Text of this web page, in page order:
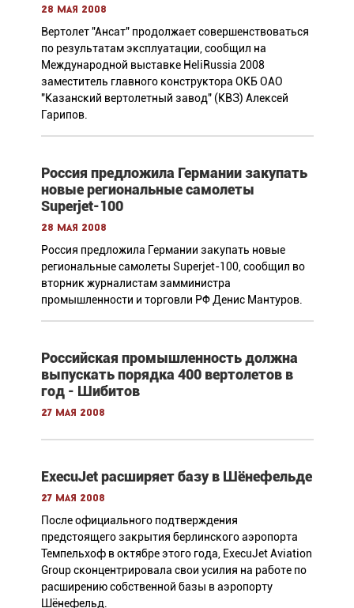
28 мая 2008
Вертолет "Ансат" продолжает совершенствоваться
по результатам эксплуатации, сообщил на
Международной выставке HeliRussia 2008
заместитель главного конструктора ОКБ ОАО
"Казанский вертолетный завод" (КВЗ) Алексей
Гарипов.
Россия предложила Германии закупать
новые региональные самолеты
Superjet-100
28 мая 2008
Россия предложила Германии закупать новые
региональные самолеты Superjet-100, сообщил во
вторник журналистам замминистра
промышленности и торговли РФ Денис Мантуров.
Российская промышленность должна
выпускать порядка 400 вертолетов в
год - Шибитов
27 мая 2008
ExecuJet расширяет базу в Шёнефельде
27 мая 2008
После официального подтверждения
предстоящего закрытия берлинского аэропорта
Темпельхоф в октябре этого года, ExecuJet Aviation
Group сконцентрировала свои усилия на работе по
расширению собственной базы в аэропорту
Шёнефельд.